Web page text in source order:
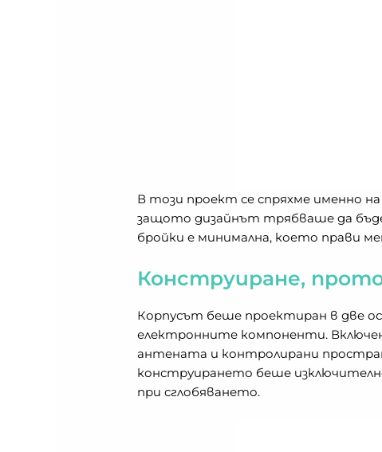
В този проект се спряхме именно
защото дизайнът трябваше да бъде
бройки е минимална, което прави
Конструиране,
Корпусът беше проектиран в две
електронните компоненти.
антената и контролирани
конструирането беше
при сглобяването.